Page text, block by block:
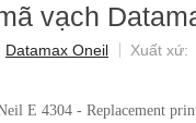
vạch
Datamax Oneil
E 4304 - Replacement